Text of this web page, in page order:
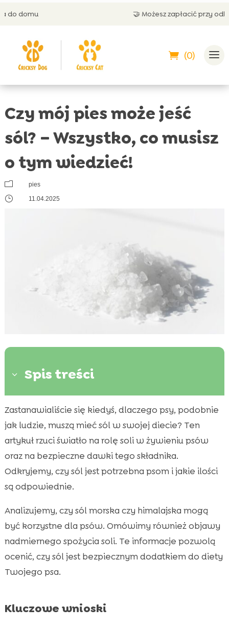
🤝 Możesz zapłacić przy odbiorze
(0)
Czy mój pies może jeść
sól? – Wszystko, co musisz
o tym wiedzieć!
m pies
} 11.04.2025
3 Spis treści
 Dlaczego pies może potrzebować soli?
Jaka ilość soli jest bezpieczna dla psa?
 Objawy nadmiernego spożycia soli przez psa

Czy sól szkodzi psu? (czy sól jest szkodliwa dla
psa)
 Sól morska dla psa
Jak podawać sól psom? (jak podawać sól
psom)
Zdrowe alternatywy dla soli w diecie psa
Sól w diecie psa
Czy warto kupować sól dla psa? (sól dla psa
 Produkty CricksyDog – idealny wybór dla
Zastanawialiście się kiedyś, dlaczego psy, podobnie
jak ludzie, muszą mieć sól w swojej diecie? Ten
artykuł rzuci światło na rolę soli w żywieniu psów
oraz na bezpieczne dawki tego składnika.
Odkryjemy, czy sól jest potrzebna psom i jakie ilości
są odpowiednie.
Analizujemy, czy sól morska czy himalajska mogą
być korzystne dla psów. Omówimy również objawy
nadmiernego spożycia soli. Te informacje pozwolą
ocenić, czy sól jest bezpiecznym dodatkiem do diety
Twojego psa.
Kluczowe wnioski